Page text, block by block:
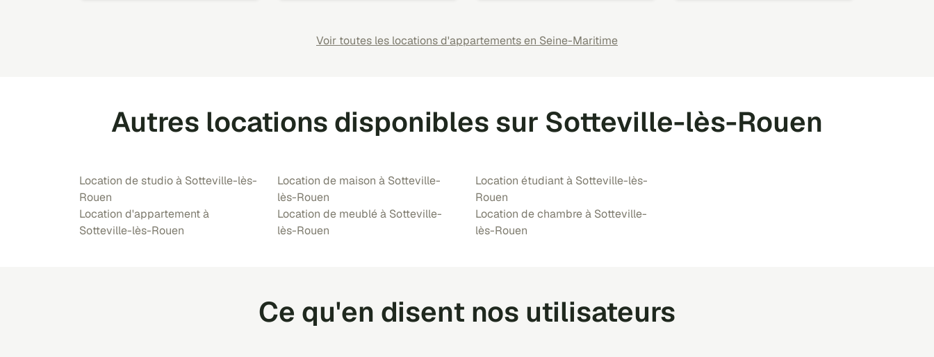
Voir toutes les locations d'appartements en Seine-Maritime
Autres locations disponibles sur Sotteville-lès-Rouen
Location de studio à Sotteville-lès-
Rouen
Location d'appartement à
Sotteville-lès-Rouen
Location de maison à Sotteville-
lès-Rouen
Location de meublé à Sotteville-
lès-Rouen
Location étudiant à Sotteville-lès-
Rouen
Location de chambre à Sotteville-
lès-Rouen
Ce qu'en disent nos utilisateurs